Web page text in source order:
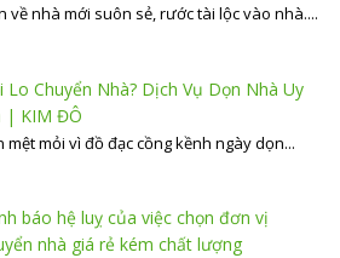
về nhà mới suôn sẻ, rước tài lộc vào nhà....
Lo Chuyển Nhà? Dịch Vụ Dọn Nhà Uy
| KIM ĐÔ
mệt mỏi vì đồ đạc cồng kềnh ngày dọn...
báo hệ luỵ của việc chọn đơn vị
nhà giá rẻ kém chất lượng